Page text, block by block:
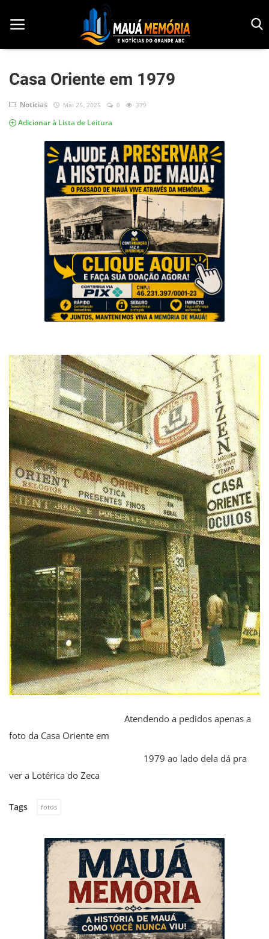
Início
Dorama
Doe
Vídeos
Contribua
História da Família
Entrar
Registrar
Portuguese
Casa Oriente em 1979
Notícias Mai 25, 2025 0 379
Adicionar à Lista de Leitura
Atendendo a pedidos apenas a
foto da Casa Oriente em
1979 ao lado dela dá pra
ver a Lotérica do Zeca
Tags fotos